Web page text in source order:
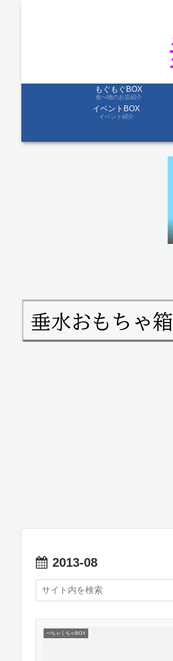
もぐもぐBOX
食べ物のお店紹介
イベントBOX
イベント紹介
2013-08
ぺちゃくちゃBOX